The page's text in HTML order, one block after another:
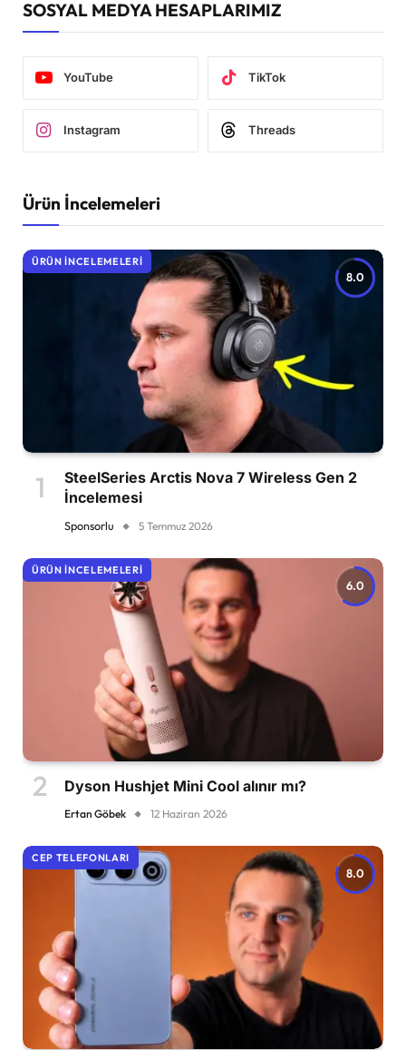
SOSYAL MEDYA HESAPLARIMIZ
YouTube TikTok
Instagram Threads
Ürün İncelemeleri
8.0
ÜRÜN İNCELEMELERI
SteelSeries Arctis Nova 7 Wireless Gen 2
İncelemesi
Sponsorlu 5 Temmuz 2026
6.0
ÜRÜN İNCELEMELERI
Dyson Hushjet Mini Cool alınır mı?
Ertan Göbek 12 Haziran 2026
8.0
CEP TELEFONLARI